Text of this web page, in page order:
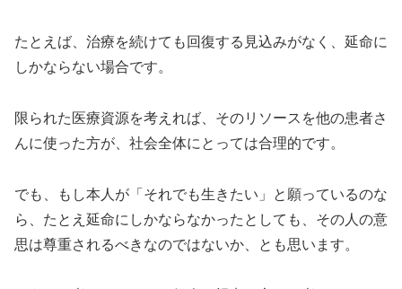
たとえば、治療を続けても回復する見込みがなく、延命に
しかならない場合です。
限られた医療資源を考えれば、そのリソースを他の患者さ
んに使った方が、社会全体にとっては合理的です。
でも、もし本人が「それでも生きたい」と願っているのな
ら、たとえ延命にしかならなかったとしても、その人の意
思は尊重されるべきなのではないか、とも思います。